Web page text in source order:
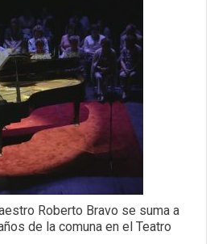
Roberto Bravo se suma a
de la comuna en el Teatro